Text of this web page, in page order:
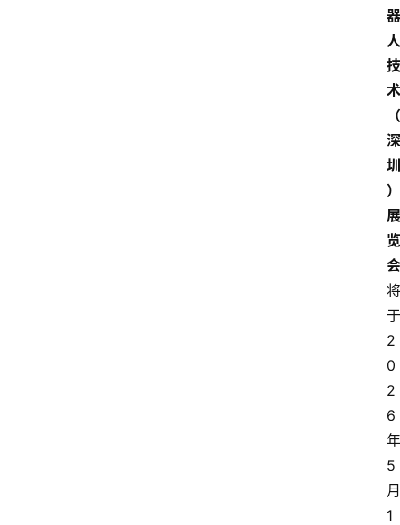
器
人
技
术
（
深
圳
）
展
览
会
将
于
2
0
2
6
年
5
月
1